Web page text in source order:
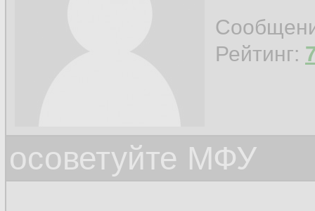
Рейтинг:
осоветуйте МФУ